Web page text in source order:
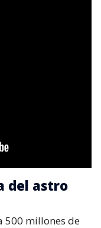
del astro
500 millones de